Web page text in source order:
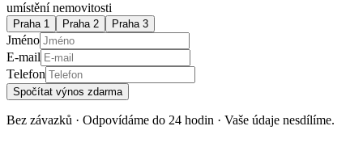
umístění nemovitosti
Praha 1 Praha 2 Praha 3
Jméno
E-mail
Telefon
Spočítat výnos zdarma
Bez závazků · Odpovídáme do 24 hodin · Vaše údaje nesdílíme.